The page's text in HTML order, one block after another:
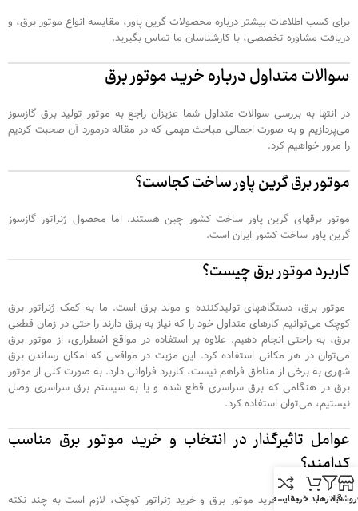
برای کسب اطلاعات بیشتر درباره محصولات گرین پاور، مقایسه انواع موتور برق، و
دریافت مشاوره تخصصی، با کارشناسان ما تماس بگیرید.
سوالات متداول درباره خرید موتور برق
در انتها به بررسی سوالات متداول شما عزیزان راجع به موتور تولید برق گازسوز
می‌پردازیم و به صورت اجمالی مباحث مهمی که در مقاله درمورد آن صحبت کردیم
را مرور خواهیم کرد.
موتور برق گرین پاور ساخت کجاست؟
موتور برقهای گرین پاور ساخت کشور چین هستند. اما محصول ژنراتور گازسوز
گرین پاور ساخت کشور ایران است.
کاربرد موتور برق چیست؟
موتور برق، دستگاه‎های تولیدکننده‌ و مولد برق است. ما به کمک ژنراتور برق
کوچک می‌توانیم کارهای متداول خود را که نیاز به برق دارند را حتی در زمان قطعی
برق، به راحتی انجام دهیم. علاوه بر استفاده در مواقع اضطراری، از موتور برق
می‌توان در هر مکانی استفاده کرد. این مزیت در مواقعی که امکان رساندن برق
شهری به برخی از مناطق فراهم نیست، کاربرد فراوانی دارد. به صورت کلی از موتور
برق در هنگامی که برق سراسری قطع شده و یا به سیستم برق سراسری وصل
نیستیم، می‌توان استفاده کرد.
عوامل تاثیرگذار در انتخاب و خرید موتور برق مناسب
کدامند؟
قبل از اقدام به خرید موتور برق و خرید ژنراتور کوچک، لازم است به چند نکته
فیلترهاسبد خریدمقایسه